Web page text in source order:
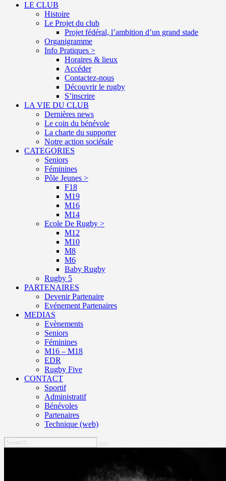
LE CLUB
Histoire
Le Projet du club
Projet fédéral, l’ambition d’un grand stade
Organigramme
Info Pratiques >
Horaires & lieux
Accéder
Contactez-nous
Découvrir le rugby
S’inscrire
LA VIE DU CLUB
Dernières news
Le coin du bénévole
La charte du supporter
Notre action sociétale
CATEGORIES
Seniors
Féminines
Pôle Jeunes >
F18
M19
M16
M14
Ecole De Rugby >
M12
M10
M8
M6
Baby Rugby
Rugby 5
PARTENAIRES
Devenir Partenaire
Evénement Partenaires
MEDIAS
Evènements
Seniors
Féminines
M16 – M18
EDR
Rugby Five
CONTACT
Sportif
Administratif
Bénévoles
Partenaires
Technique (web)